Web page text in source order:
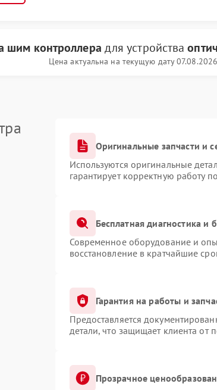
шим контроллера для устройства
Цена актуальна на текущую дату 07.08.2026
Оригинальные запчасти и
Используются оригинальные
гарантирует корректную работу
Бесплатная диагностика и
Современное оборудование и
восстановление в кратчайшие
Гарантия на работы и
Предоставляется
детали, что защищает клиента от
Прозрачное